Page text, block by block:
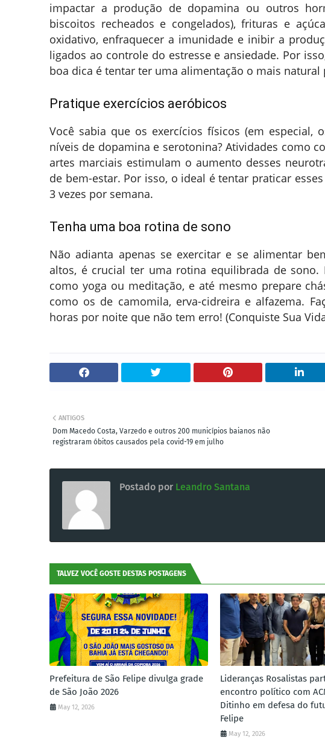
impactar a produção de dopamina ou outros
biscoitos recheados e congelados), frituras e
oxidativo, enfraquecer a imunidade e inibir a
ligados ao controle do estresse e ansiedade. Por
boa dica é tentar ter uma alimentação o mais natural
Pratique exercícios aeróbicos
Você sabia que os exercícios físicos (em especial,
níveis de dopamina e serotonina? Atividades como
artes marciais estimulam o aumento desses
de bem-estar. Por isso, o ideal é tentar praticar
3 vezes por semana.
Tenha uma boa rotina de sono
Não adianta apenas se exercitar e se alimentar
altos, é crucial ter uma rotina equilibrada de sono.
como yoga ou meditação, e até mesmo prepare
como os de camomila, erva-cidreira e alfazema.
horas por noite que não tem erro! (Conquiste Sua
ANTIGOS
Dom Macedo Costa, Varzedo e outros 200 municípios baianos não
registraram óbitos causados pela covid-19 em julho
Postado por Leandro Santana
TALVEZ VOCÊ GOSTE DESTAS POSTAGENS
Prefeitura de São Felipe divulga grade
de São João 2026
May 12, 2026
Lideranças Rosalistas
encontro político com
Ditinho em defesa do
Felipe
May 12, 2026